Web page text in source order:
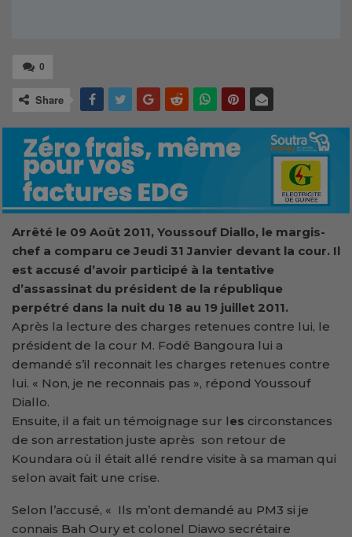
0
Share
Arrêté le 09 Août 2011, Youssouf Diallo, le margis-
chef a comparu ce Jeudi 31 Janvier devant la cour. Il
est accusé d’avoir participé à la tentative
d’assassinat du président de la république
perpétré dans la nuit du 18 au 19 juillet 2011.
Après la lecture des charges retenues contre lui, le
président de la cour M. Fodé Bangoura lui a
demandé s’il reconnait les charges retenues contre
lui. « Non, je ne reconnais pas », répond Youssouf
Diallo.
Ensuite, il a fait un témoignage sur les circonstances
de son arrestation juste après son retour de
Koundara où il était allé rendre visite à sa maman qui
selon avait fait une crise.
Selon l’accusé, « Ils m’ont demandé au PM3 si je
connais Bah Oury et colonel Diawo secrétaire